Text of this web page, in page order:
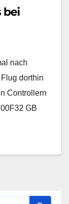
bei
nach
dorthin
Controllern
GB